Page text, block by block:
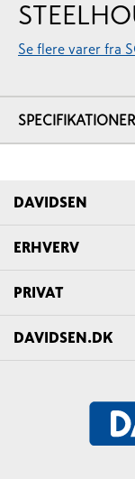
Se flere varer fra
SPECIFIKATIONER
DAVIDSEN
ERHVERV
PRIVAT
DAVIDSEN.DK